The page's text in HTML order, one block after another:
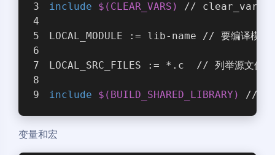
include $(CLEAR_VARS) // clear_vars 指
LOCAL_MODULE := lib-name // 要编译模块
LOCAL_SRC_FILES := *.c  // 列举源文件,
include $(BUILD_SHARED_LIBRARY) //
变量和宏